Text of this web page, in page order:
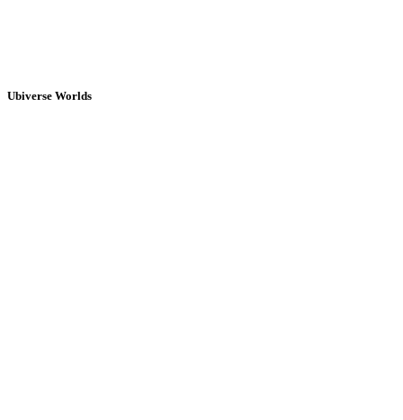
Ubiverse Worlds